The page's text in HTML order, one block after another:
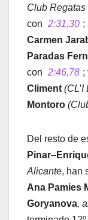
Club
con 2:31,30 ;
Carmen
Paradas
con 2:46,78 ;
Climent
Montoro
Del resto de
Pinar–
Alicante, han
Ana Pamies
Goryanova,